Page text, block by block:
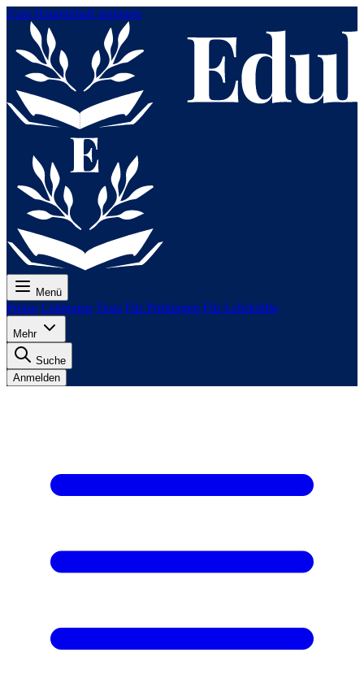
Zum Hauptinhalt springen
Menü
Preise Lektionen Tests Für Prüfungen Für Lehrkräfte
Mehr
Suche
Anmelden